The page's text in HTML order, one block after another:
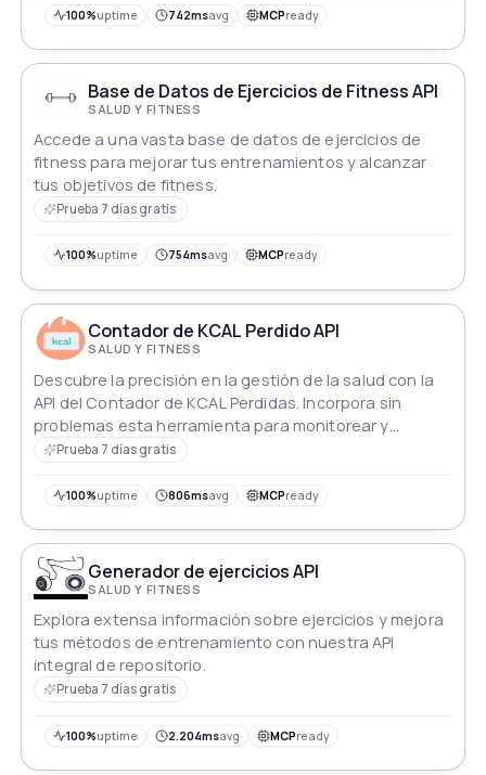
100%uptime 742msavg MCPready
Base de Datos de Ejercicios de Fitness API
SALUD Y FITNESS
Accede a una vasta base de datos de ejercicios de
fitness para mejorar tus entrenamientos y alcanzar
tus objetivos de fitness.
Prueba 7 días gratis
100%uptime 754msavg MCPready
Contador de KCAL Perdido API
SALUD Y FITNESS
Descubre la precisión en la gestión de la salud con la
API del Contador de KCAL Perdidas. Incorpora sin
problemas esta herramienta para monitorear y
analizar el consumo diario de calorías, guiando a los
comidas hasta los entrenamientos, obtén información
permite estrategias informadas y efectivas para un
estilo de vida más saludable.
Prueba 7 días gratis
100%uptime 806msavg MCPready
Generador de ejercicios API
SALUD Y FITNESS
Explora extensa información sobre ejercicios y mejora
tus métodos de entrenamiento con nuestra API
integral de repositorio.
Prueba 7 días gratis
100%uptime 2.204msavg MCPready